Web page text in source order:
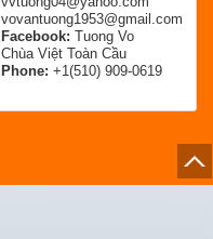
vovantuong1953@gmail.com
Facebook: Tuong Vo
Chùa Việt Toàn Cầu
Phone: +1(510) 909-0619